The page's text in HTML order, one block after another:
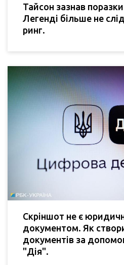
Тайсон зазнав
Легенді більше не
ринг.
Скріншот не є
документом. Як
документів за
"Дія".